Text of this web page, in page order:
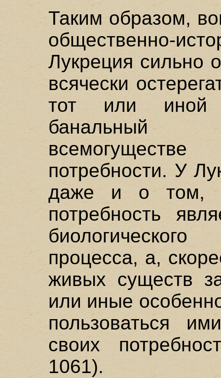
Таким образом,
общественно-
Лукреция сильно
всячески
тот или иной
банальный
потребности. У
даже и о том,
потребность
процесса, а,
живых существ
или иные
пользоваться
своих
1061).